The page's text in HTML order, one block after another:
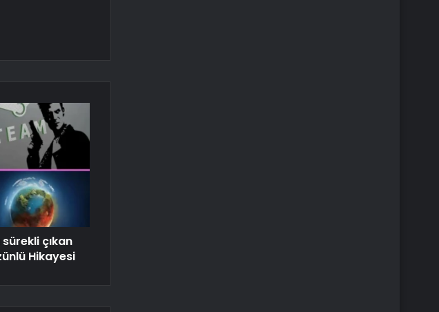
çıkan
Hikayesi